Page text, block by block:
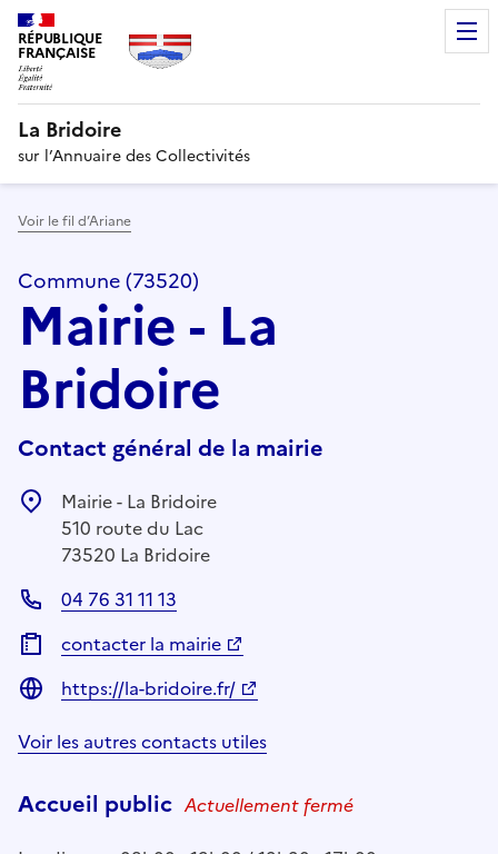
RÉPUBLIQUE
FRANÇAISE
La Bridoire
sur l’Annuaire des Collectivités
Voir le fil d’Ariane
Commune (73520)
Mairie - La
Bridoire
Contact général de la mairie
Mairie - La Bridoire
510 route du Lac
73520 La Bridoire
04 76 31 11 13
contacter la mairie
https://la-bridoire.fr/
Voir les autres contacts utiles
Accueil public Actuellement fermé